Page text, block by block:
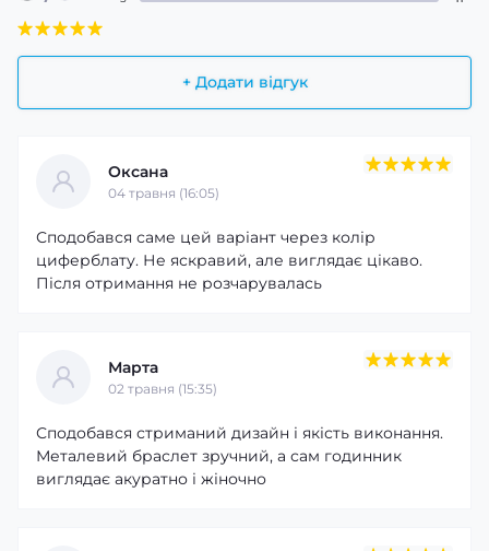
+ Додати відгук
Оксана
04 травня (16:05)
Сподобався саме цей варіант через колір
циферблату. Не яскравий, але виглядає цікаво.
Після отримання не розчарувалась
Марта
02 травня (15:35)
Сподобався стриманий дизайн і якість виконання.
Металевий браслет зручний, а сам годинник
виглядає акуратно і жіночно